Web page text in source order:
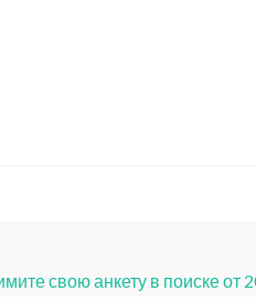
свою анкету в поиске от